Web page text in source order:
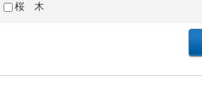
桜 木